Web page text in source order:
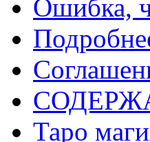
Ошибка,
Таро